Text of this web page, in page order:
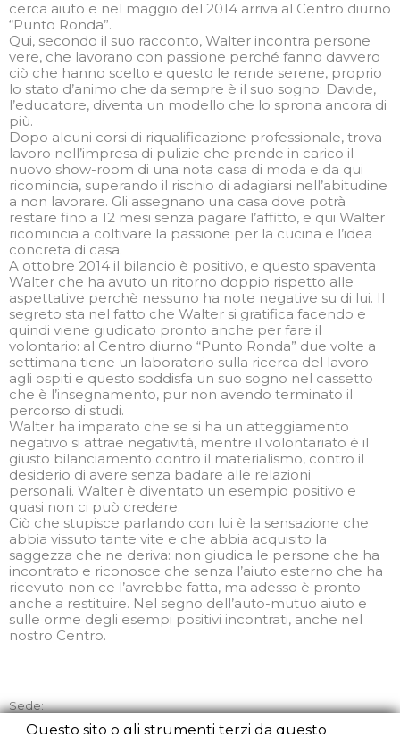
Questo sito o gli strumenti terzi da questo
cerca aiuto e nel maggio del 2014 arriva al Centro diurno
“Punto Ronda”.
Qui, secondo il suo racconto, Walter incontra persone
vere, che lavorano con passione perché fanno davvero
ciò che hanno scelto e questo le rende serene, proprio
lo stato d’animo che da sempre è il suo sogno: Davide,
l’educatore, diventa un modello che lo sprona ancora di
più.
Dopo alcuni corsi di riqualificazione professionale, trova
lavoro nell’impresa di pulizie che prende in carico il
nuovo show-room di una nota casa di moda e da qui
ricomincia, superando il rischio di adagiarsi nell’abitudine
a non lavorare. Gli assegnano una casa dove potrà
restare fino a 12 mesi senza pagare l’affitto, e qui Walter
ricomincia a coltivare la passione per la cucina e l’idea
concreta di casa.
A ottobre 2014 il bilancio è positivo, e questo spaventa
Walter che ha avuto un ritorno doppio rispetto alle
aspettative perchè nessuno ha note negative su di lui. Il
segreto sta nel fatto che Walter si gratifica facendo e
quindi viene giudicato pronto anche per fare il
volontario: al Centro diurno “Punto Ronda” due volte a
settimana tiene un laboratorio sulla ricerca del lavoro
agli ospiti e questo soddisfa un suo sogno nel cassetto
che è l’insegnamento, pur non avendo terminato il
percorso di studi.
Walter ha imparato che se si ha un atteggiamento
negativo si attrae negatività, mentre il volontariato è il
giusto bilanciamento contro il materialismo, contro il
desiderio di avere senza badare alle relazioni
personali. Walter è diventato un esempio positivo e
quasi non ci può credere.
Ciò che stupisce parlando con lui è la sensazione che
abbia vissuto tante vite e che abbia acquisito la
saggezza che ne deriva: non giudica le persone che ha
incontrato e riconosce che senza l’aiuto esterno che ha
ricevuto non ce l’avrebbe fatta, ma adesso è pronto
anche a restituire. Nel segno dell’auto-mutuo aiuto e
sulle orme degli esempi positivi incontrati, anche nel
nostro Centro.
Sede:
Via Picozzi 21, 20131 Milano